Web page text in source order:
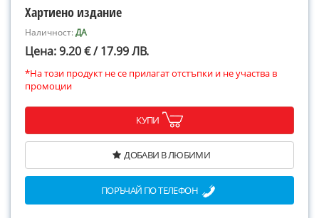
Хартиено издание
Наличност:ДА
Цена: 9.20 € / 17.99 ЛВ.
*На този продукт не се прилагат отстъпки и не участва в
промоции
КУПИ
ДОБАВИ В ЛЮБИМИ
ПОРЪЧАЙ ПО ТЕЛЕФОН